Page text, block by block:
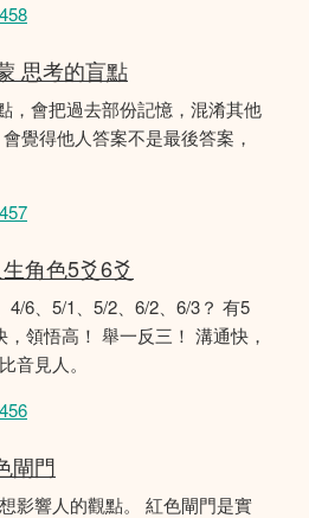
思考的盲點
，會把過去部份記憶，混淆其他
覺得他人答案不是最後答案，
角色5爻6爻
4/6、5/1、5/2、6/2、6/3？ 有5
領悟高！ 舉一反三！ 溝通快，
音見人。
閘門
影響人的觀點。 紅色閘門是實